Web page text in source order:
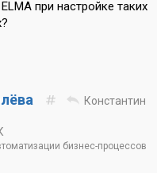
при настройке таких
Константин
бизнес-процессов